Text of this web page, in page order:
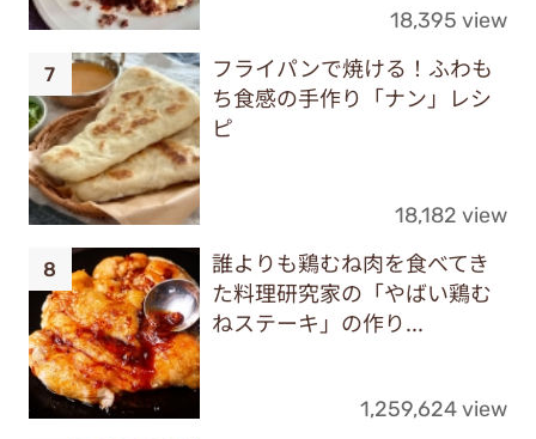
18,395 view
フライパンで焼ける！ふわも
ち食感の手作り「ナン」レシ
ピ
18,182 view
誰よりも鶏むね肉を食べてき
た料理研究家の「やばい鶏む
ねステーキ」の作り...
1,259,624 view